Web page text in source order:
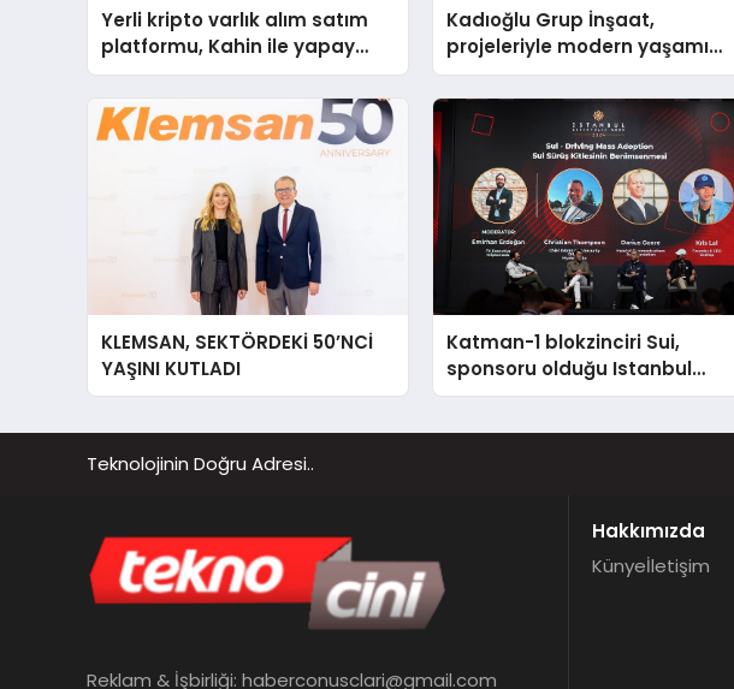
Yerli kripto varlık alım satım
platformu, Kahin ile yapay
zeka ve blokzinciri
ekosistemini birleştiriyor
Kadıoğlu Grup İnşaat,
projeleriyle modern yaşamı
şekillendiriyor
KLEMSAN, SEKTÖRDEKİ 50’NCİ
YAŞINI KUTLADI
Katman-1 blokzinciri Sui,
sponsoru olduğu Istanbul
Blockchain Week 2024’te yeni
Teknolojinin Doğru Adresi..
Reklam & İşbirliği: haberconusclari@gmail.com
Hakkımızda
Künyeİletişim